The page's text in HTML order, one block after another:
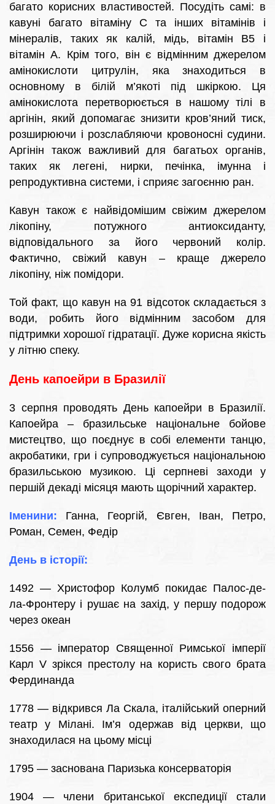
багато корисних властивостей. Посудіть самі: в
кавуні багато вітаміну С та інших вітамінів і
мінералів, таких як калій, мідь, вітамін B5 і
вітамін А. Крім того, він є відмінним джерелом
амінокислоти цитрулін, яка знаходиться в
основному в білій м’якоті під шкіркою. Ця
амінокислота перетворюється в нашому тілі в
аргінін, який допомагає знизити кров’яний тиск,
розширюючи і розслабляючи кровоносні судини.
Аргінін також важливий для багатьох органів,
таких як легені, нирки, печінка, імунна і
репродуктивна системи, і сприяє загоєнню ран.
Кавун також є найвідомішим свіжим джерелом
лікопіну, потужного антиоксиданту,
відповідального за його червоний колір.
Фактично, свіжий кавун – краще джерело
лікопіну, ніж помідори.
Той факт, що кавун на 91 відсоток складається з
води, робить його відмінним засобом для
підтримки хорошої гідратації. Дуже корисна якість
у літню спеку.
День капоейри в Бразилії
3 серпня проводять День капоейри в Бразилії.
Капоейра – бразильське національне бойове
мистецтво, що поєднує в собі елементи танцю,
акробатики, гри і супроводжується національною
бразильською музикою. Ці серпневі заходи у
першій декаді місяця мають щорічний характер.
Іменини: Ганна, Георгій, Євген, Іван, Петро,
Роман, Семен, Федір
День в історії:
1492 — Христофор Колумб покидає Палос-де-
ла-Фронтеру і рушає на захід, у першу подорож
через океан
1556 — імператор Священної Римської імперії
Карл V зрікся престолу на користь свого брата
Фердинанда
1778 — відкрився Ла Скала, італійський оперний
театр у Мілані. Ім’я одержав від церкви, що
знаходилася на цьому місці
1795 — заснована Паризька консерваторія
1904 — члени британської експедиції стали